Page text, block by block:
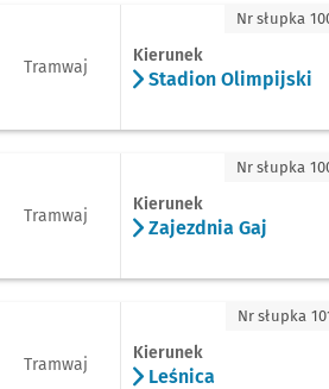
Stadion Olimpijski
Tramwaj
Kierunek
Stadion Olimpijski
Nr słupka
Zajezdnia Gaj
Tramwaj
Kierunek
Zajezdnia Gaj
Nr słupka
Tramwaj
Kierunek
Leśnica
Nr słupka